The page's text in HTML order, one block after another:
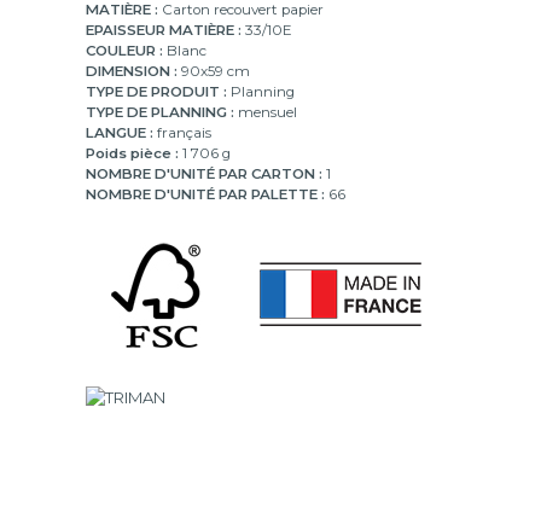
MATIÈRE : Carton recouvert papier
EPAISSEUR MATIÈRE : 33/10E
COULEUR : Blanc
DIMENSION : 90x59 cm
TYPE DE PRODUIT : Planning
TYPE DE PLANNING : mensuel
LANGUE : français
Poids pièce : 1 706 g
NOMBRE D'UNITÉ PAR CARTON : 1
NOMBRE D'UNITÉ PAR PALETTE : 66